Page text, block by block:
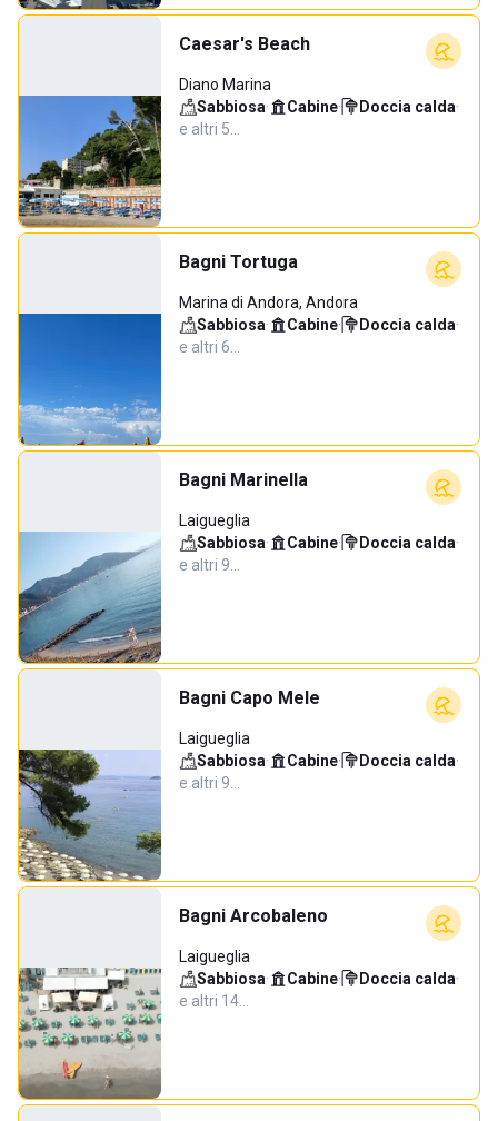
Caesar's Beach
Diano Marina
Sabbiosa· Cabine· Doccia calda·
e altri 5…
Bagni Tortuga
Marina di Andora, Andora
Sabbiosa· Cabine· Doccia calda·
e altri 6…
Bagni Marinella
Laigueglia
Sabbiosa· Cabine· Doccia calda·
e altri 9…
Bagni Capo Mele
Laigueglia
Sabbiosa· Cabine· Doccia calda·
e altri 9…
Bagni Arcobaleno
Laigueglia
Sabbiosa· Cabine· Doccia calda·
e altri 14…